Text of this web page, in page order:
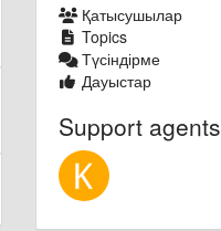
Қатысушылар
Topics
Түсіндірме
Дауыстар
Support agents